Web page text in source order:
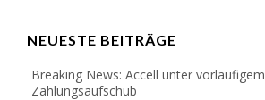
NEUESTE BEITRÄGE
Breaking News: Accell unter vorläufigem
Zahlungsaufschub